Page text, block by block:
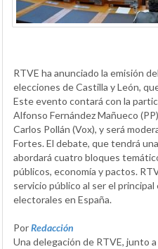
RTVE ha anunciado la emisión
elecciones de Castilla y León,
Este evento contará con la
Alfonso Fernández Mañueco
Carlos Pollán (Vox), y será
Fortes. El debate, que tendrá
abordará cuatro bloques
públicos, economía y pactos.
servicio público al ser el
electorales en España.
PorRedacción
Una delegación de RTVE, junto